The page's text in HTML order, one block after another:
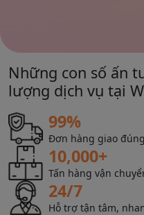
Những con số ấn
lượng dịch vụ tại
99%
Đơn hàng giao
10,000+
Tấn hàng vận
24/7
Hỗ trợ tận tâm,